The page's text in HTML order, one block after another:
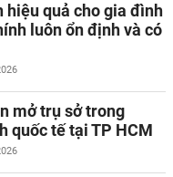
hiệu quả cho gia đình
luôn ổn định và có
mở trụ sở trong
quốc tế tại TP HCM